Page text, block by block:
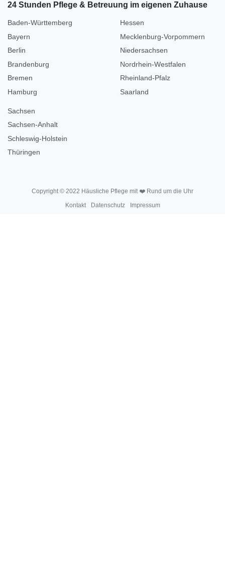
24 Stunden Pflege & Betreuung im eigenen Zuhause
Baden-Württemberg
Bayern
Berlin
Brandenburg
Bremen
Hamburg
Hessen
Mecklenburg-Vorpommern
Niedersachsen
Nordrhein-Westfalen
Rheinland-Pfalz
Saarland
Sachsen
Sachsen-Anhalt
Schleswig-Holstein
Thüringen
Copyright © 2022 Häusliche Pflege mit ❤️ Rund um die Uhr
Kontakt
Datenschutz Impressum